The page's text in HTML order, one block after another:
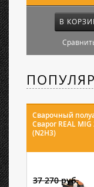
В
Сварочный
Сварог REAL MIG
(N2H3)
37 270 руб.